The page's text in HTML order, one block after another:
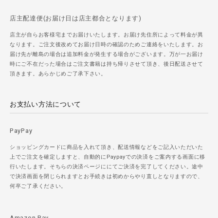
店主配達便(お届け日は店主都合となります)
店主が自らお客様宅までお届けいたします。お届け先住所によって料金が異
なります。ご注文後改めてお届け日時の確認のためご連絡をいたします。お
届け先が離島の場合は追加料金が発生する場合がございます。万が一お届け
時にご不在だった場合はご注文書籍は持ち帰りさせて頂き、後日配送させて
頂きます。あらかじめご了承下さい。
お支払い方法について
PayPay
ショッピングカードに商品を入れて頂き、配送情報などをご記入いただいた
上でご注文を確定しますと、自動的にPaypayでの決済をご案内する画面に移
行いたします。そちらの決済ページににてご決済を完了してください。途中
で決済画面を閉じられますとお手続きは初めからやり直しとなりますので、
何卒ご了承ください。